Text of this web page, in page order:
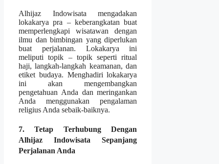
Alhijaz Indowisata mengadakan
lokakarya pra – keberangkatan buat
memperlengkapi wisatawan dengan
ilmu dan bimbingan yang diperlukan
buat perjalanan. Lokakarya ini
meliputi topik – topik seperti ritual
haji, langkah-langkah keamanan, dan
etiket budaya. Menghadiri lokakarya
ini akan mengembangkan
pengetahuan Anda dan meringankan
Anda menggunakan pengalaman
religius Anda sebaik-baiknya.
7. Tetap Terhubung Dengan
Alhijaz Indowisata Sepanjang
Perjalanan Anda